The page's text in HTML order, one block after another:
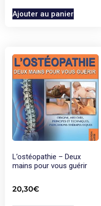
Ajouter au panier
L’ostéopathie – Deux
mains pour vous guérir
20,30€